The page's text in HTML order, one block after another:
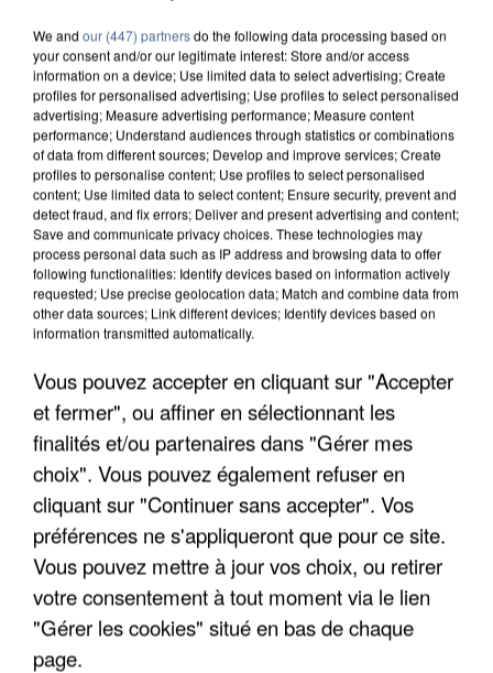
APRÈS TOUTES CES CANICULES, LES REFUGES
DE FAUNE SAUVAGE SONT...
We and our (447) partnersdo the following data processing based on
your consent and/or our legitimate interest: Store and/or access
information on a device; Use limited data to select advertising; Create
profiles for personalised advertising; Use profiles to select personalised
advertising; Measure advertising performance; Measure content
performance; Understand audiences through statistics or combinations
of data from different sources; Develop and improve services; Create
profiles to personalise content; Use profiles to select personalised
content; Use limited data to select content; Ensure security, prevent and
detect fraud, and fix errors; Deliver and present advertising and content;
Save and communicate privacy choices. These technologies may
process personal data such as IP address and browsing data to offer
following functionalities: Identify devices based on information actively
requested; Use precise geolocation data; Match and combine data from
other data sources; Link different devices; Identify devices based on
information transmitted automatically.
Vous pouvez accepter en cliquant sur "Accepter
et fermer", ou affiner en sélectionnant les
finalités et/ou partenaires dans "Gérer mes
choix". Vous pouvez également refuser en
cliquant sur "Continuer sans accepter". Vos
préférences ne s'appliqueront que pour ce site.
Vous pouvez mettre à jour vos choix, ou retirer
votre consentement à tout moment via le lien
"Gérer les cookies" situé en bas de chaque
page.